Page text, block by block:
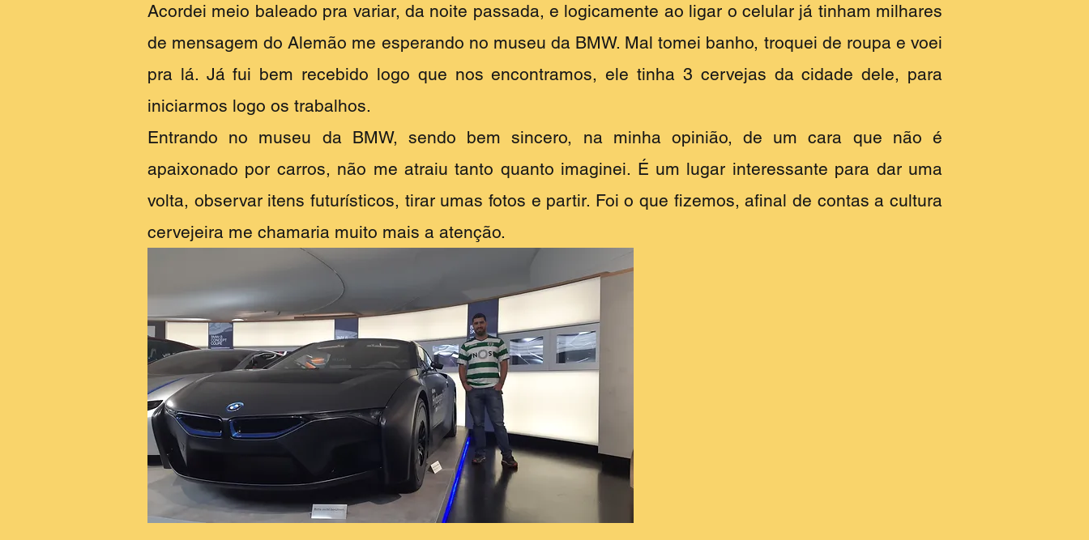
Acordei meio baleado pra variar, da noite passada, e logicamente ao ligar o celular já tinham milhares
de mensagem do Alemão me esperando no museu da BMW. Mal tomei banho, troquei de roupa e voei
pra lá. Já fui bem recebido logo que nos encontramos, ele tinha 3 cervejas da cidade dele, para
iniciarmos logo os trabalhos.
Entrando no museu da BMW, sendo bem sincero, na minha opinião, de um cara que não é
apaixonado por carros, não me atraiu tanto quanto imaginei. É um lugar interessante para dar uma
volta, observar itens futurísticos, tirar umas fotos e partir. Foi o que fizemos, afinal de contas a cultura
cervejeira me chamaria muito mais a atenção.